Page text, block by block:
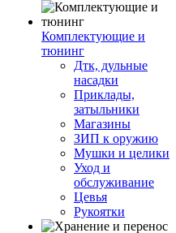
Комплектующие и
тюнинг
Дтк, дульные
насадки
Приклады,
затыльники
Магазины
ЗИП к оружию
Мушки и целики
Уход и
обслуживание
Цевья
Рукоятки